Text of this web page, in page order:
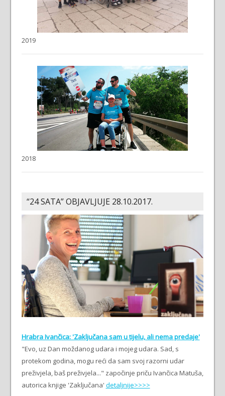
2019
2018
“24 SATA” OBJAVLJUJE 28.10.2017.
Hrabra Ivančica: 'Zaključana sam u tijelu, ali nema predaje'
"Evo, uz Dan moždanog udara i mojeg udara. Sad, s
protekom godina, mogu reći da sam svoj razorni udar
preživjela, baš preživjela..." započinje priču Ivančica Matuša,
autorica knjige 'Zaključana' detaljnije>>>>